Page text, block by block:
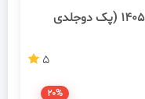
(کمک درسی) فیزیک پایه ویژه کنکور1405 (پک دوجلدی
5
20%